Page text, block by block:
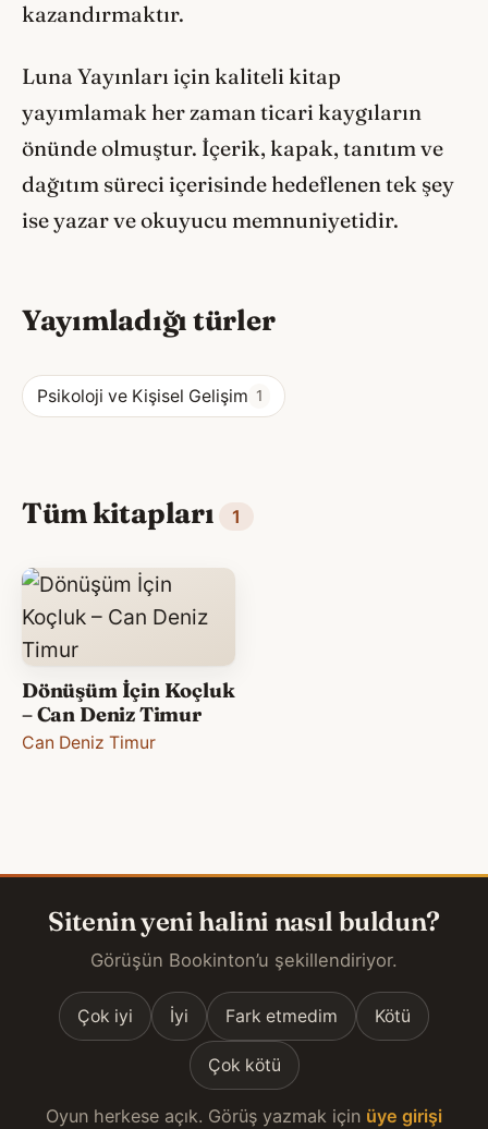
kazandırmaktır.
Luna Yayınları için kaliteli kitap
yayımlamak her zaman ticari kaygıların
önünde olmuştur. İçerik, kapak, tanıtım ve
dağıtım süreci içerisinde hedeflenen tek şey
ise yazar ve okuyucu memnuniyetidir.
Yayımladığı türler
Psikoloji ve Kişisel Gelişim 1
Tüm kitapları 1
Dönüşüm İçin Koçluk
– Can Deniz Timur
Can Deniz Timur
Sitenin yeni halini nasıl buldun?
Görüşün Bookinton’u şekillendiriyor.
Çok iyi İyi Fark etmedim Kötü
Çok kötü
Oyun herkese açık. Görüş yazmak için üye girişi